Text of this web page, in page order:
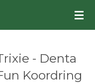
- Denta
Koordring